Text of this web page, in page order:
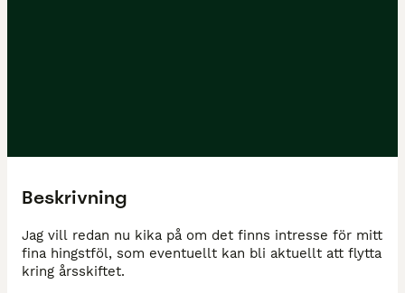
Beskrivning
Jag vill redan nu kika på om det finns intresse för mitt
fina hingstföl, som eventuellt kan bli aktuellt att flytta
kring årsskiftet.